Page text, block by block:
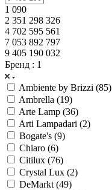
1 090
2 351 298 326
4 702 595 561
7 053 892 797
9 405 190 032
Бренд : 1
Ambiente by Brizzi (85)
Ambrella (19)
Arte Lamp (36)
Arti Lampadari (2)
Bogate's (9)
Chiaro (6)
Citilux (76)
Crystal Lux (2)
DeMarkt (49)